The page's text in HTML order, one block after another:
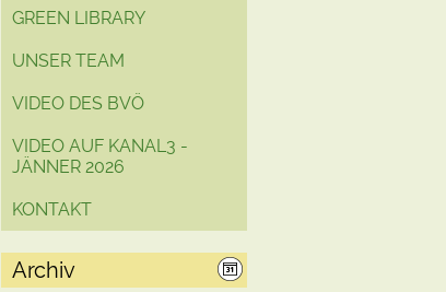
GREEN LIBRARY
UNSER TEAM
VIDEO DES BVÖ
VIDEO AUF KANAL3 -
JÄNNER 2026
KONTAKT
Archiv